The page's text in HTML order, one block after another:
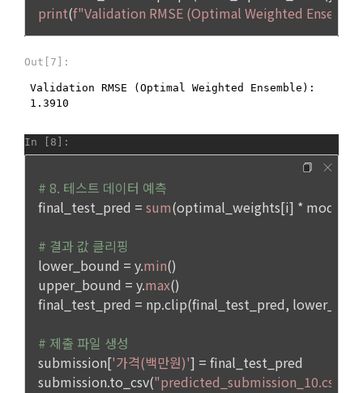
4. 이용자는 제1항 및 제2항의 규정에 불구하고 재화 및 서비스
등의 내용이 표시·광고 내용과 다르거나 계약내용과 다르게 이
내, 그 사실을 안 날 또는 알 수 있었던 날부터 30일 이내에 청약
철회 등을 할 수 있다.
제 16 조 (청약철회 등의 효과)
1. “사이트”는 이용자로부터 서비스의 반환을 정당하게 요청받
금을 환급하거나 그 조치를 시작한다. 이 경우 “사이트”가 이용
자에게 재화 및 서비스 등의 환급을 지연한 때에는 그 지연 기간
행령」 제21조의 2에서 정하는 지연이자율을 곱하여 산정한 지
연이자를 지급한다.
2. “사이트”는 위 대금을 환급함에 있어서 이용자가 신용카드 또
는 전자화폐 등의 결제수단으로 재화 및 서비스 등의 대금을 지
금 재화 및 서비스 등의 대금의 청구를 정지 또는 취소하도록 요
청한다.
3. 청약철회 등의 경우 공급받은 재화 및 서비스 등의 반환에 필
⑤ 웹사이트 방문기록(로그인 기록, 접속기록): 1년
2) 회원 탈퇴 요청 시, 회사는 탈퇴처리와 동시에 지체 없이 개인
정보를 파기하는 것을 원칙으로 합니다. 단, 회사를 통한 지원 이
력이 있는 회원의 탈퇴 시, 회사는 다음과 같은 보존이유로 탈퇴
합니다.
① 회사를 통해 취업이 완료되었음에도 기업과의 담합을 통해
취업 사실을 공유하지않고 기업의 부정이용에 동참하는 것 방
지.
② 회사의 서비스 제공에 관한 기업과의 계약 이행을 완료하기
3) 보유기간을 미리 공지하고 그 보유기간이 경과하지 아니한
경우와 개별적으로 동의를 받은 경우에는 약정한 기간 동안 보
4) 개인정보보호를 위하여 이용자가 1년 동안 "데이콘"을 이용
하지 않은 경우, 이메일(또는 페이스북 등 외부 서비스와의 연동